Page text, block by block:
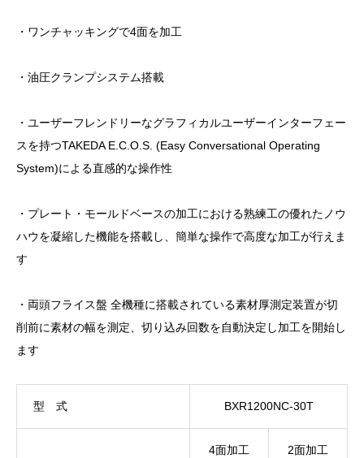
・ワンチャッキングで4面を加工
・油圧クランプシステム搭載
・ユーザーフレンドリーなグラフィカルユーザーインターフェー
スを持つTAKEDA E.C.O.S. (Easy Conversational Operating
System)による直感的な操作性
・プレート・モールドベースの加工における熟練工の優れたノウ
ハウを凝縮した機能を搭載し、簡単な操作で高度な加工が行えま
す
・両頭フライス盤 全機種に搭載されている素材厚測定装置が切
削前に素材の幅を測定、切り込み回数を自動決定し加工を開始し
ます
型 式 BXR1200NC-30T
4面加工 2面加工